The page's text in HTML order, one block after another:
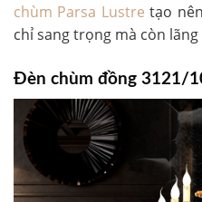
chùm Parsa Lustre tạo
chỉ sang trọng mà còn
Đèn chùm đồng 3121/